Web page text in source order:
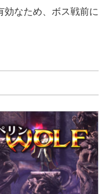
効なため、ボス戦前に